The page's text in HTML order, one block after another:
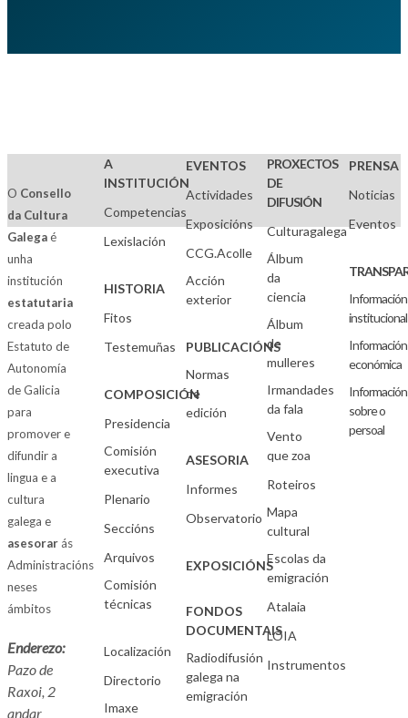
O Consello
da Cultura
Galegaé
unha
institución
estatutaria
creada polo
Estatuto de
Autonomía
de Galicia
para
promover e
difundir a
lingua e a
cultura
galega e
asesorarás
Administracións
neses
ámbitos
Enderezo:
Pazo de
Raxoi, 2
andar
A
INSTITUCIÓN
Competencias
Lexislación
HISTORIA
Fitos
Testemuñas
COMPOSICIÓN
Presidencia
Comisión
executiva
Plenario
Seccións
Arquivos
Comisión
técnicas
Localización
Directorio
Imaxe
EVENTOS
Actividades
Exposicións
CCG.Acolle
Acción
exterior
PUBLICACIÓNS
Normas
de
edición
ASESORIA
Informes
Observatorio
EXPOSICIÓNS
FONDOS
DOCUMENTAIS
Radiodifusión
galega na
emigración
PROXECTOS
DE
DIFUSIÓN
Culturagalega
Álbum
da
ciencia
Álbum
de
mulleres
Irmandades
da fala
Vento
que zoa
Roteiros
Mapa
cultural
Escolas da
emigración
Atalaia
LOIA
Instrumentos
PRENSA
Noticias
Eventos
Información
institucional
Información
económica
Información
sobre o
persoal